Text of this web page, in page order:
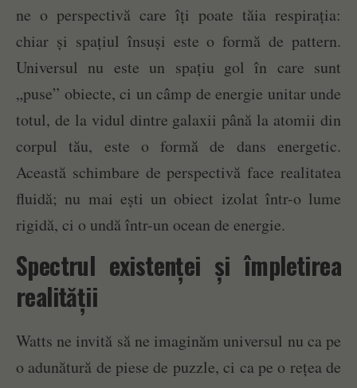
ne o perspectivă care îți poate tăia respirația:
chiar și spațiul însuși este o formă de pattern.
Universul nu este un spațiu gol în care sunt
„puse” obiecte, ci un câmp de energie unitar unde
totul, de la vidul dintre galaxii până la atomii din
corpul tău, este o formă de dans energetic.
Această schimbare de perspectivă face realitatea
fluidă; nu mai ești un obiect izolat într-o lume
rigidă, ci o undă într-un ocean de energie.
Spectrul existenței și împletirea
realității
Watts ne invită să ne imaginăm universul nu ca pe
o adunătură de piese de puzzle, ci ca pe o rețea de